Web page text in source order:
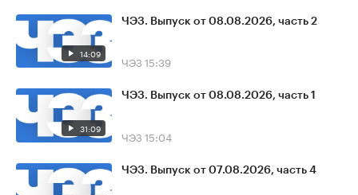
14:09
ЧЭЗ. Выпуск от 08.08.2026, часть 2
ЧЭЗ 15:39
31:09
ЧЭЗ. Выпуск от 08.08.2026, часть 1
ЧЭЗ 15:04
ЧЭЗ. Выпуск от 07.08.2026, часть 4